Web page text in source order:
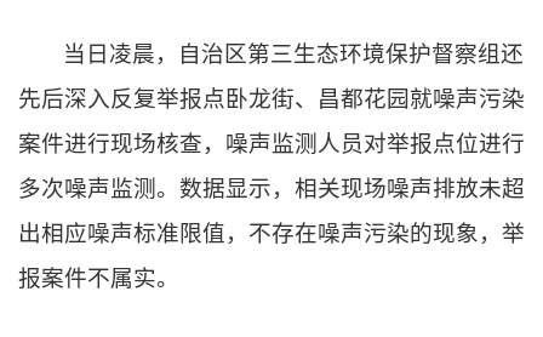
当日凌晨，自治区第三生态环境保护督察组还
先后深入反复举报点卧龙街、昌都花园就噪声污染
案件进行现场核查，噪声监测人员对举报点位进行
多次噪声监测。数据显示，相关现场噪声排放未超
出相应噪声标准限值，不存在噪声污染的现象，举
报案件不属实。